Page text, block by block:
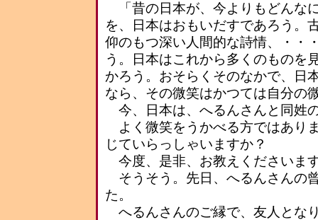
「昔の日本が、今よりもどんな
を、日本はおもいだすであろう。
仰のもつ深い人間的な詩情、・・
う。日本はこれから多くのものを
かろう。おそらくそのなかで、日
なら、その微笑はかつては自分の
今、日本は、へるんさんと同姓
よく微笑をうかべる方ではあり
じていらっしゃいますか？
今度、是非、お教えくださいま
そうそう。先日、へるんさんの
た。
へるんさんのご縁で、友人とな